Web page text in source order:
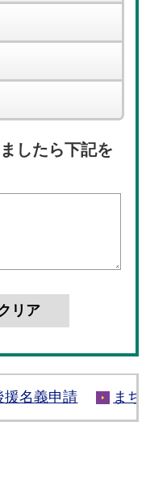
したら下記を
援名義申請 ま